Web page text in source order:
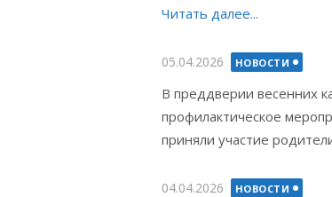
Читать далее...
Опубликовано
05.04.2026 НОВОСТИ
В преддверии весенних
профилактическое
приняли участие
Опубликовано
04.04.2026 НОВОСТИ